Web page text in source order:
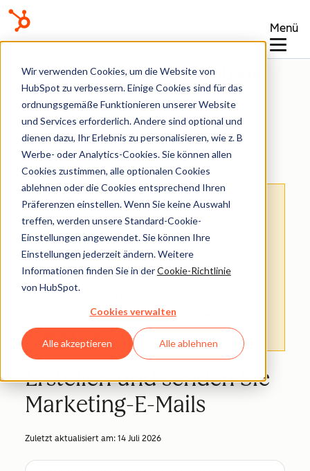
Wir verwenden Cookies, um die Website von
HubSpot zu verbessern. Einige Cookies sind für das
ordnungsgemäße Funktionieren unserer Website
und Services erforderlich. Andere sind optional und
dienen dazu, Ihr Erlebnis zu personalisieren, wie z. B
Werbe- oder Analytics-Cookies. Sie können allen
Cookies zustimmen, alle optionalen Cookies
ablehnen oder die Cookies entsprechend Ihren
Präferenzen einstellen. Wenn Sie keine Auswahl
treffen, werden unsere Standard-Cookie-
Einstellungen angewendet. Sie können Ihre
Einstellungen jederzeit ändern. Weitere
Informationen finden Sie in derCookie-Richtlinie
von HubSpot.
Cookies verwalten
Alle akzeptieren Alle ablehnen
Menü
Wissensdatenbank
Marketing-E-Mail
: Dieser Artikel wird aus Kulanz zur
Verfügung gestellt.Er wurde automatisch
mit einer Software übersetzt und unter
Umständen nicht korrekturgelesen. Die
englischsprachige Fassung gilt als offizielle
Version und Sie können dort die aktuellsten
Informationen finden.Hier können Sie
darauf zugreifen.
Erstellen und senden Sie
Marketing-E-Mails
Zuletzt aktualisiert am: 14 Juli 2026